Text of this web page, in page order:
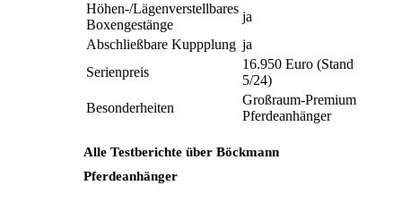
Höhen-/Lägenverstellbares
Boxengestänge
ja
Abschließbare Kuppplung ja
Serienpreis
16.950 Euro (Stand
5/24)
Besonderheiten
Großraum-Premium
Pferdeanhänger
Alle Testberichte über Böckmann
Pferdeanhänger